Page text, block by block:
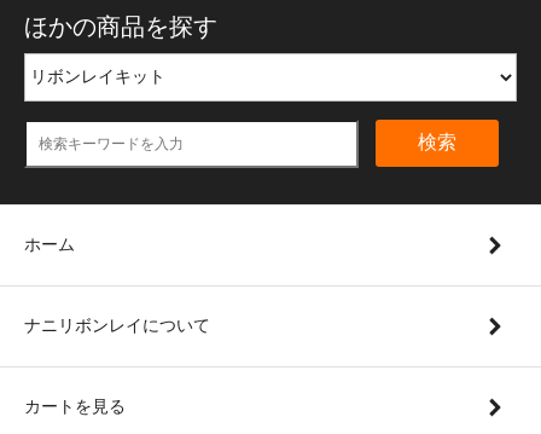
ほかの商品を探す
検索
ホーム
ナニリボンレイについて
カートを見る